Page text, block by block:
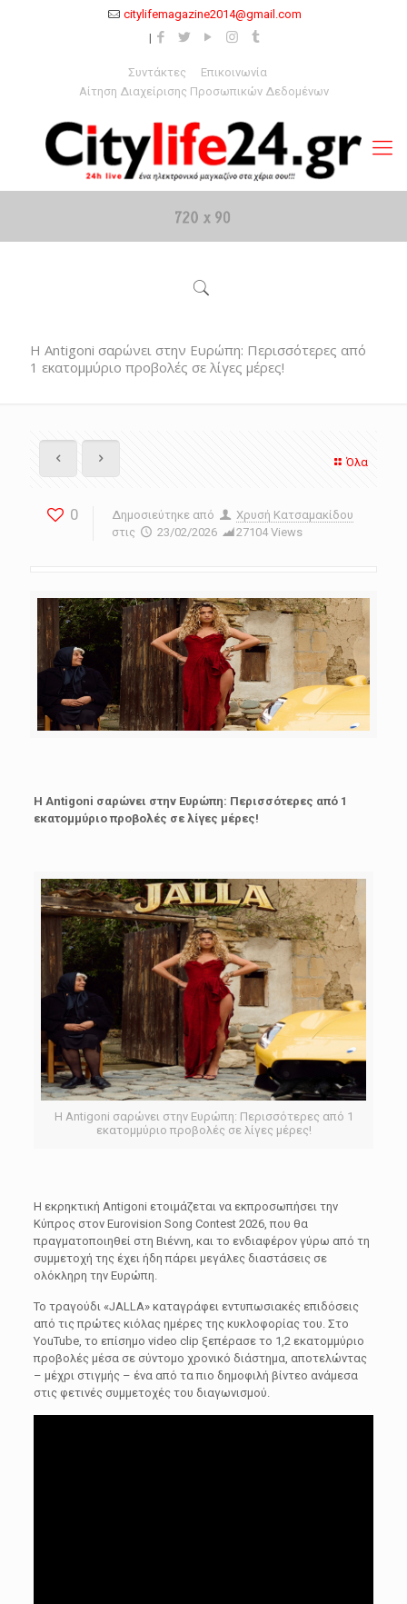
citylifemagazine2014@gmail.com
Συντάκτες
Επικοινωνία
Αίτηση Διαχείρισης Προσωπικών Δεδομένων
Η Antigoni σαρώνει στην Ευρώπη: Περισσότερες από
1 εκατομμύριο προβολές σε λίγες μέρες!
Όλα
0 Δημοσιεύτηκε από
Χρυσή Κατσαμακίδου
στις
23/02/2026 27104 Views
Η Antigoni σαρώνει στην Ευρώπη: Περισσότερες από 1
εκατομμύριο προβολές σε λίγες μέρες!
Η Antigoni σαρώνει στην Ευρώπη: Περισσότερες από 1
εκατομμύριο προβολές σε λίγες μέρες!
Η εκρηκτική Antigoni ετοιμάζεται να εκπροσωπήσει την
Κύπρος στον Eurovision Song Contest 2026, που θα
πραγματοποιηθεί στη Βιέννη , και το ενδιαφέρον γύρω από τη
συμμετοχή της έχει ήδη πάρει μεγάλες διαστάσεις σε
ολόκληρη την Ευρώπη.
Το τραγούδι «JALLA» καταγράφει εντυπωσιακές επιδόσεις
από τις πρώτες κιόλας ημέρες της κυκλοφορίας του. Στο
YouTube, το επίσημο video clip ξεπέρασε το 1,2 εκατομμύριο
προβολές μέσα σε σύντομο χρονικό διάστημα, αποτελώντας
– μέχρι στιγμής – ένα από τα πιο δημοφιλή βίντεο ανάμεσα
στις φετινές συμμετοχές του διαγωνισμού.